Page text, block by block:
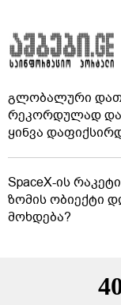
გლობალური
რეკორდულად
ყინვა
SpaceX-ის
ზომის ობიექტი
მოხდება?